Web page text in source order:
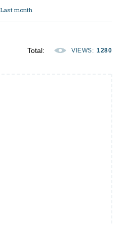
Last month
Total: VIEWS: 1280